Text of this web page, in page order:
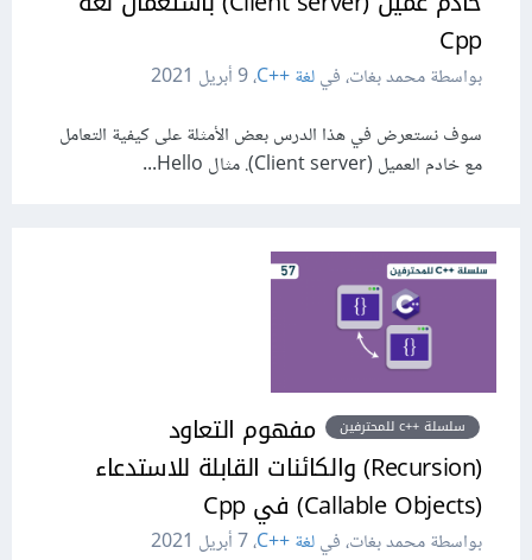
Cpp
بواسطة محمد بغات، فيلغة C++‎ ،9 أبريل 2021
سوف نستعرض في هذا الدرس بعض الأمثلة على كيفية التعامل
مع خادم العميل (Client server). مثال Hello...
سلسلة ++c للمحترفين
مفهوم التعاود
(Recursion) والكائنات القابلة للاستدعاء
(Callable Objects) في Cpp
بواسطة محمد بغات، فيلغة C++‎ ،7 أبريل 2021